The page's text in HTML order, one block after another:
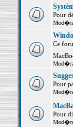
Pour
Ce
Pour
Pour